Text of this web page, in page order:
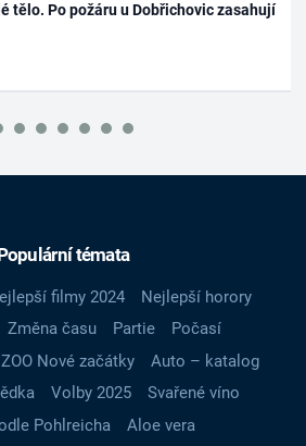
tělo. Po požáru u Dobřichovic zasahují
témata
filmy 2024
Nejlepší horory
Změna času Partie
Počasí
ZOO Nové začátky
Auto – katalog
Volby 2025
Svařené víno
Pohlreicha
Aloe vera